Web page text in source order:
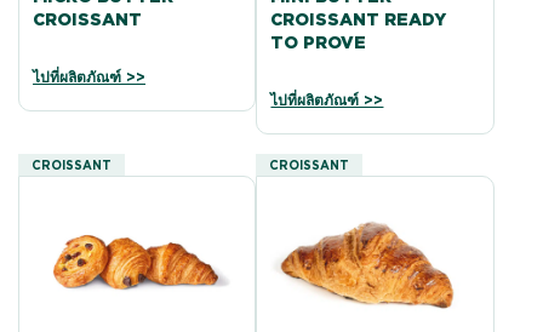
CROISSANT
ไปที่ผลิตภัณฑ์ >>
CROISSANT READY
TO PROVE
ไปที่ผลิตภัณฑ์ >>
CROISSANT CROISSANT